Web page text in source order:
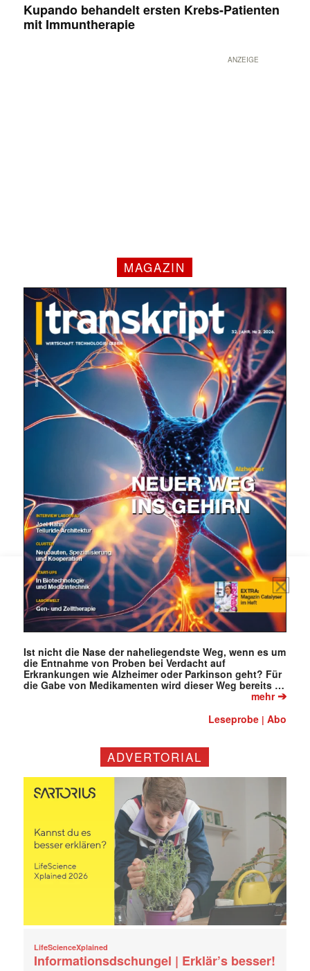
Mit dem |transkript-Newsletter
jede Woche aktuell informiert.
E-
Mail
(erforderlich)
Kupando behandelt ersten Krebs-Patienten
mit Immuntherapie
ANZEIGE
MAGAZIN
Ist nicht die Nase der naheliegendste Weg, wenn es um
die Entnahme von Proben bei Verdacht auf
Erkrankungen wie Alzheimer oder Parkinson geht? Für
die Gabe von Medikamenten wird dieser Weg bereits …
mehr➔
Leseprobe |Abo
ADVERTORIAL
LifeScienceXplained
Informationsdschungel | Erklär’s besser!